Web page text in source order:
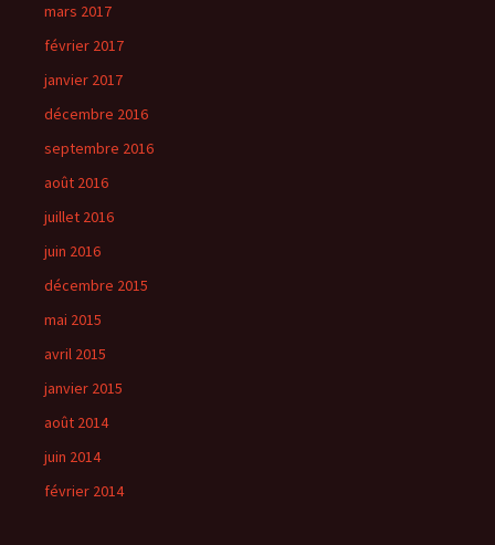
mars 2017
février 2017
janvier 2017
décembre 2016
septembre 2016
août 2016
juillet 2016
juin 2016
décembre 2015
mai 2015
avril 2015
janvier 2015
août 2014
juin 2014
février 2014